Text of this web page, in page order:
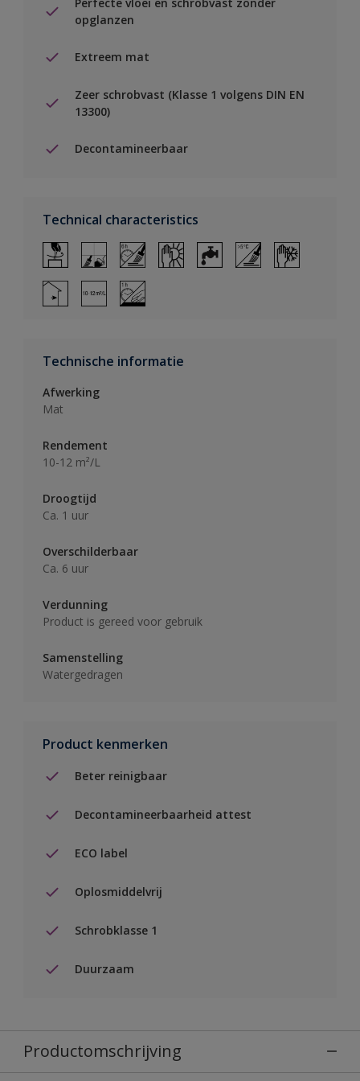
opglanzen
Extreem mat
Zeer schrobvast (Klasse 1 volgens DIN EN
13300)
Decontamineerbaar
Technical characteristics
Technische informatie
Afwerking
Mat
Rendement
10-12 m²/L
Droogtijd
Ca. 1 uur
Overschilderbaar
Ca. 6 uur
Verdunning
Product is gereed voor gebruik
Samenstelling
Watergedragen
Product kenmerken
Beter reinigbaar
Decontamineerbaarheid attest
ECO label
Oplosmiddelvrij
Schrobklasse 1
Duurzaam
Productomschrijving